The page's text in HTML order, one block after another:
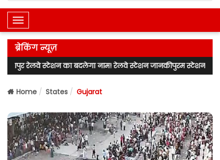
Toggle Navigation
ब्रेकिंग न्यूज़
रेलवे स्टेशन का बदलेगा नाम! रेलवे स्टेशन जानकीपुरम स्टेशन के नाम से
Home States Gujarat